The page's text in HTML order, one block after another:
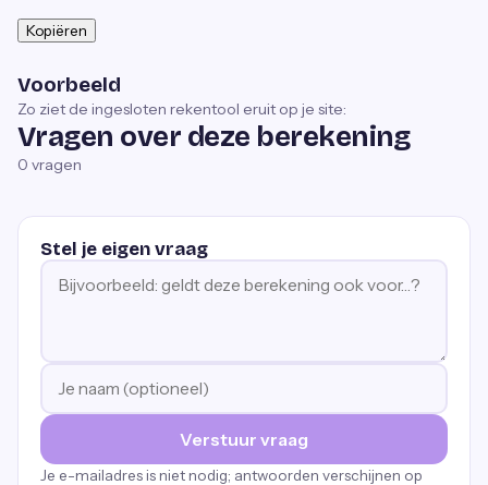
Kopiëren
Voorbeeld
Zo ziet de ingesloten rekentool eruit op je site:
Vragen over deze berekening
0 vragen
Stel je eigen vraag
Verstuur vraag
Je e-mailadres is niet nodig; antwoorden verschijnen op